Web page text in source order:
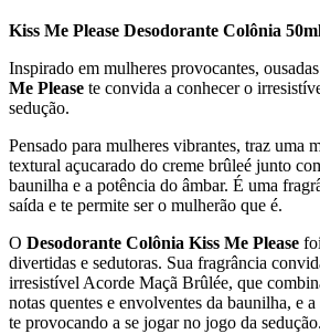
Kiss Me Please Desodorante Colônia
Inspirado em mulheres provocantes,
Me Please te convida a conhecer o
sedução.
Pensado para mulheres vibrantes, traz uma
textural açucarado do creme brûleé junto
baunilha e a potência do âmbar. É uma
saída e te permite ser o mulherão que é.
O Desodorante Colônia Kiss Me Please
divertidas e sedutoras. Sua fragrância
irresistível Acorde Maçã Brûlée, que
notas quentes e envolventes da baunilha, e
te provocando a se jogar no jogo da sedução.